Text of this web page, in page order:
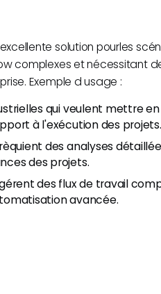
solution pourles
complexes et nécessitant
Exemple d usage :
qui veulent mettre
à l'exécution des projets.
des analyses
des projets.
des flux de travail
avancée.